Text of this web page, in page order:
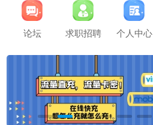
论坛 求职招聘 个人中心